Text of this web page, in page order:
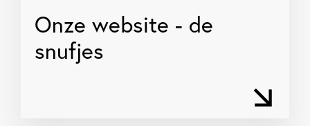
Onze website - de
snufjes